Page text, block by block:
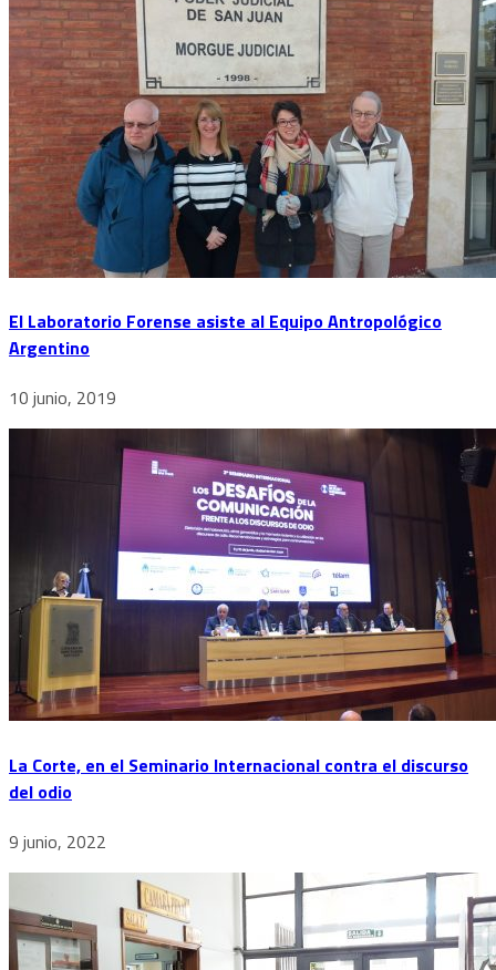
El Laboratorio Forense asiste al Equipo Antropológico
Argentino
10 junio, 2019
La Corte, en el Seminario Internacional contra el discurso
del odio
9 junio, 2022